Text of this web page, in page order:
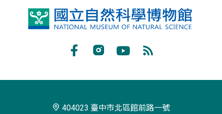
國
閱
404023 臺中市北區館前路一號